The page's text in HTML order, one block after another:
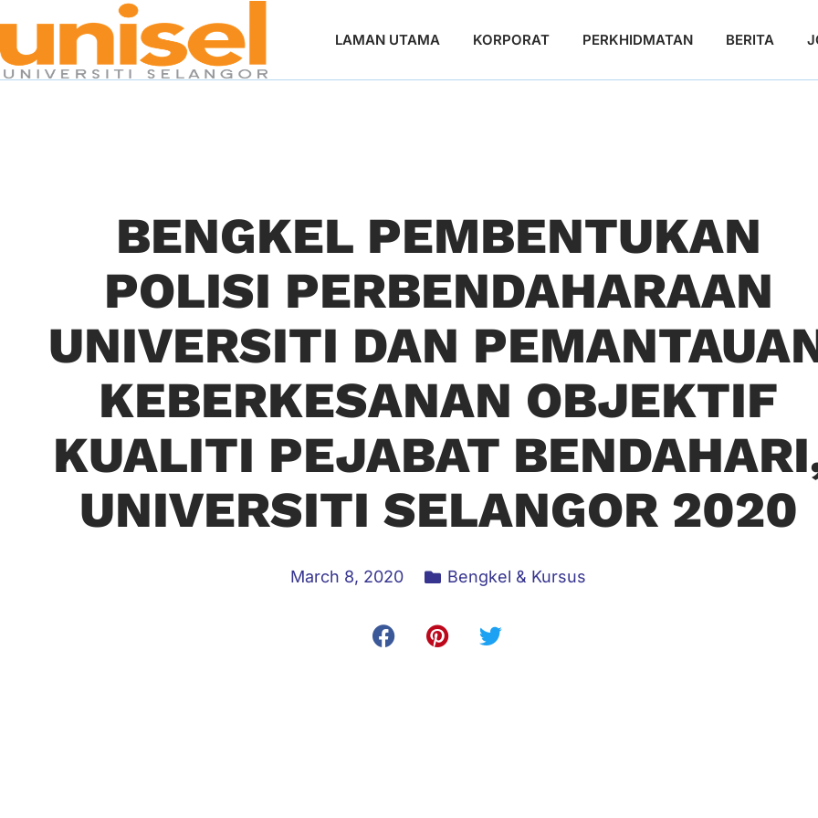
LAMAN UTAMA KORPORAT PERKHIDMATAN BERITA
BENGKEL PEMBENTUKAN
POLISI PERBENDAHARAAN
UNIVERSITI DAN
KEBERKESANAN OBJEKTIF
KUALITI PEJABAT
UNIVERSITI SELANGOR 2020
March 8, 2020 Bengkel & Kursus